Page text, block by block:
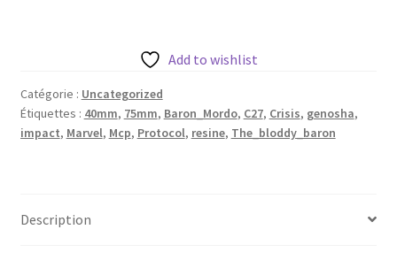
Baron
Mordo
de
base
Add to wishlist
Catégorie : Uncategorized
Étiquettes : 40mm, 75mm, Baron_Mordo, C27, Crisis, genosha,
impact, Marvel, Mcp, Protocol, resine, The_bloddy_baron
Description